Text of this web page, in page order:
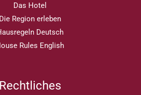
Das Hotel
Die Region erleben
Deutsch
Rules English
Rechtliches